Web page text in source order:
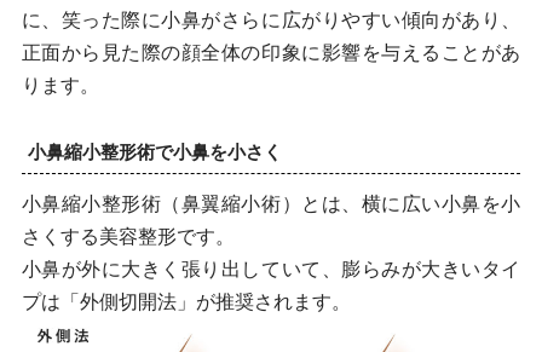
に、笑った際に小鼻がさらに広がりやすい傾向があり、
正面から見た際の顔全体の印象に影響を与えることがあ
ります。
小鼻縮小整形術で小鼻を小さく
小鼻縮小整形術（鼻翼縮小術）とは、横に広い小鼻を小
さくする美容整形です。
小鼻が外に大きく張り出していて、膨らみが大きいタイ
プは「外側切開法」が推奨されます。